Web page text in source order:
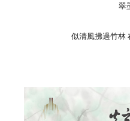
翠
似清風拂過竹林